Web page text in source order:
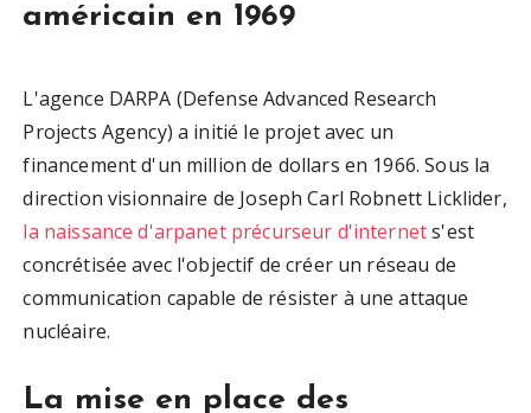
américain en 1969
L'agence DARPA (Defense Advanced Research
Projects Agency) a initié le projet avec un
financement d'un million de dollars en 1966. Sous la
direction visionnaire de Joseph Carl Robnett Licklider,
la naissance d'arpanet précurseur d'internets'est
concrétisée avec l'objectif de créer un réseau de
communication capable de résister à une attaque
nucléaire.
La mise en place des